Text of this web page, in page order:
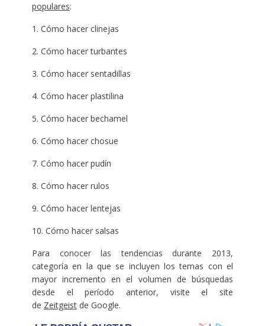
populares:
1. Cómo hacer clinejas
2. Cómo hacer turbantes
3. Cómo hacer sentadillas
4. Cómo hacer plastilina
5. Cómo hacer bechamel
6. Cómo hacer chosue
7. Cómo hacer pudín
8. Cómo hacer rulos
9. Cómo hacer lentejas
10. Cómo hacer salsas
Para conocer las tendencias durante 2013,
categoría en la que se incluyen los temas con el
mayor incremento en el volumen de búsquedas
desde el período anterior, visite el site
de Zeitgeistde Google.